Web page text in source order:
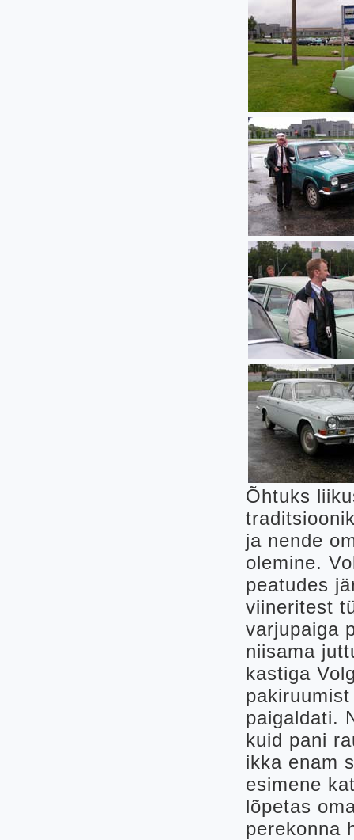
Õhtuks
ja nende
olemine.
peatudes
viineritest
varjupaiga
niisama
kastiga
paigaldati.
kuid pani
ikka enam
esimene
lõpetas
perekonna